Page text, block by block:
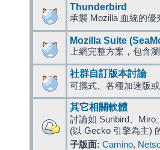
Thunderbird
承襲 Mozilla 血統的優
Mozilla Suite
上網完整方案，包含
社群自訂版本討論
可攜式、各種加速版
其它相關軟體
討論如 Sunbird、Miro
(以 Gecko 引擎為主)
子版面: Camino,